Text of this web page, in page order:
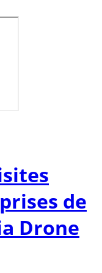
de
Drone